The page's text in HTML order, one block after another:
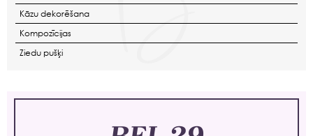
Kāzu dekorēšana
Kompozīcijas
Ziedu pušķi